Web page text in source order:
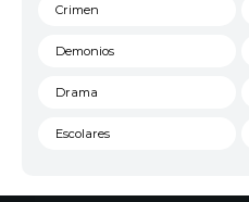
Crimen
Demonios
Drama
Escolares